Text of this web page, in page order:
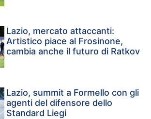
Lazio, mercato attaccanti:
Artistico piace al Frosinone,
cambia anche il futuro di Ratkov
Lazio, summit a Formello con gli
agenti del difensore dello
Standard Liegi